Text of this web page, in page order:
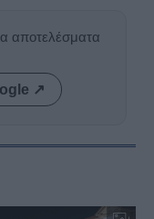
αποτελέσματα
↗